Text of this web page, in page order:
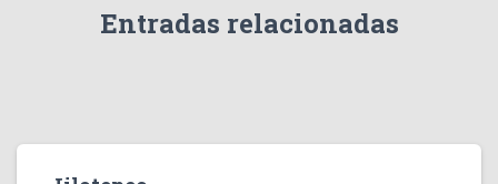
Entradas relacionadas